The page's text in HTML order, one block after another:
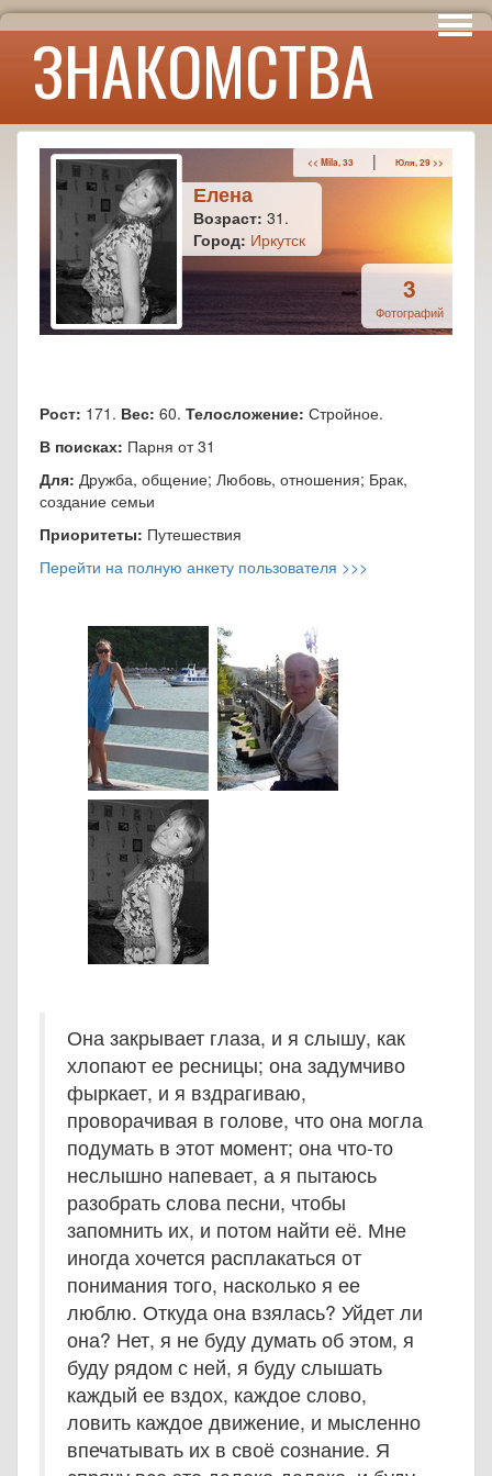
ЗНАКОМСТВА
Интересы
Юмор
Елена
Возраст: 31.
Город: Иркутск
<< Mila, 33 | Юля, 29 >>
3
Фотографий
Рост: 171. Вес: 60. Телосложение: Стройное.
В поисках: Парня от 31
Для: Дружба, общение; Любовь, отношения; Брак,
создание семьи
Приоритеты: Путешествия
Перейти на полную анкету пользователя >>>
Она закрывает глаза, и я слышу, как
хлопают ее ресницы; она задумчиво
фыркает, и я вздрагиваю,
проворачивая в голове, что она могла
подумать в этот момент; она что-то
неслышно напевает, а я пытаюсь
разобрать слова песни, чтобы
запомнить их, и потом найти её. Мне
иногда хочется расплакаться от
понимания того, насколько я ее
люблю. Откуда она взялась? Уйдет ли
она? Нет, я не буду думать об этом, я
буду рядом с ней, я буду слышать
каждый ее вздох, каждое слово,
ловить каждое движение, и мысленно
впечатывать их в своё сознание. Я